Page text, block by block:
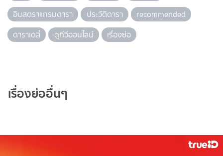
อินสตราแกรมดารา
ประวัติดารา
recommended
ดาราเดลี่
ดูทีวีออนไลน์ เรื่องย่อ
เรื่องย่ออื่นๆ